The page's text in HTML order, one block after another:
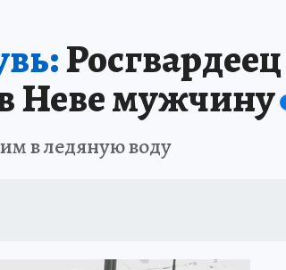
Неве мужчину
в ледяную воду